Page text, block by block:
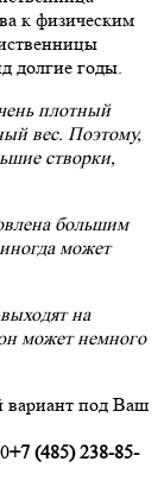
к физическим
долгие годы.
плотный
вес. Поэтому,
створки,
большим
может
на
может немного
вариант под Ваш
+7 (485) 238-85-